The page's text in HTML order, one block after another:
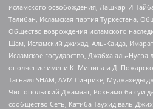
исламского освобождения, Лашкар-И-
Талибан, Исламская партия Туркестана,
Общество возрождения исламского
Шам, Исламский джихад, Аль-Каида,
Исламское государство, Джабха аль-
ополчение имени К. Минина и Д.
Тагьаля SHAM, АУМ Синрике, Муджахеды
Чистопольский Джамаат, Рохнамо ба суи
сообщество Сеть, Катиба Таухид валь-